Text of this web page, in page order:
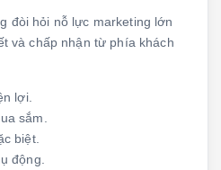
đòi hỏi nỗ lực marketing lớn
và chấp nhận từ phía khách
lợi.
sắm.
biệt.
động.